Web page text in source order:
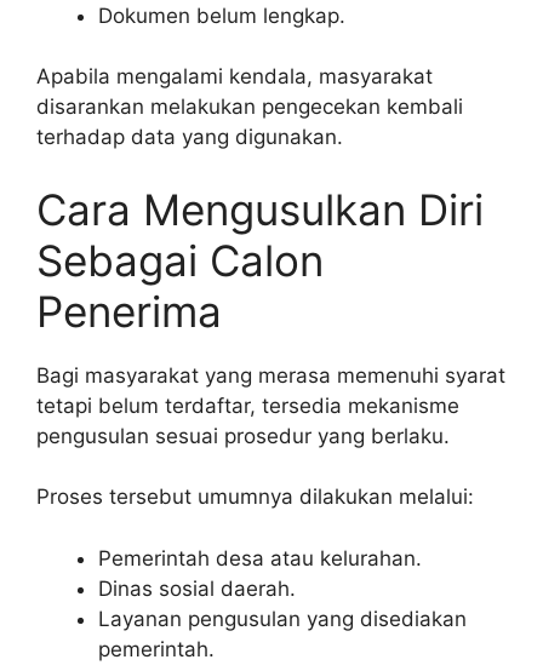
Dokumen belum lengkap.
Apabila mengalami kendala, masyarakat
disarankan melakukan pengecekan kembali
terhadap data yang digunakan.
Cara Mengusulkan Diri
Sebagai Calon
Penerima
Bagi masyarakat yang merasa memenuhi syarat
tetapi belum terdaftar, tersedia mekanisme
pengusulan sesuai prosedur yang berlaku.
Proses tersebut umumnya dilakukan melalui:
Pemerintah desa atau kelurahan.
Dinas sosial daerah.
Layanan pengusulan yang disediakan
pemerintah.